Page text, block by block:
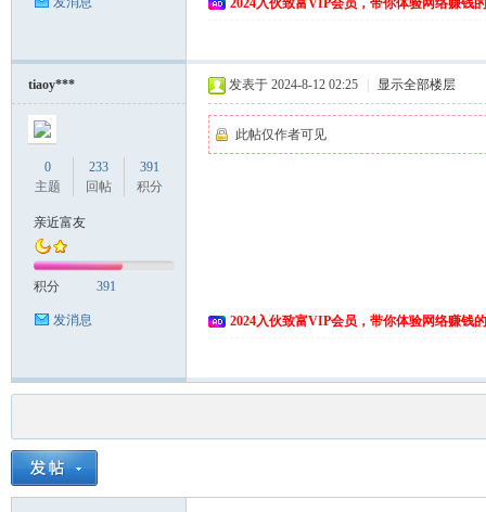
2024入伙致富VIP会员，带你体验网络赚钱
tiaoy***
0
主题
233
回帖
391
积分
亲近富友
积分 391
发消息
发表于 2024-8-12 02:25 显示全部楼层
此帖仅作者可见
2024入伙致富VIP会员，带你体验网络赚钱